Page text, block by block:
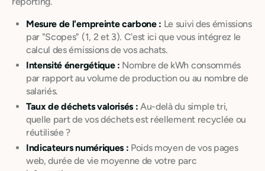
Mesure de l'empreinte carbone : Le suivi des émissions
par "Scopes" (1, 2 et 3). C'est ici que vous intégrez le
calcul des émissions de vos achats.
Intensité énergétique : Nombre de kWh consommés
par rapport au volume de production ou au nombre de
salariés.
Taux de déchets valorisés : Au-delà du simple tri,
quelle part de vos déchets est réellement recyclée ou
réutilisée ?
Indicateurs numériques : Poids moyen de vos pages
web, durée de vie moyenne de votre parc